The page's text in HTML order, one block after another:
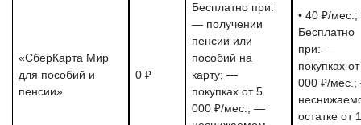
«СберКарта Мир
для пособий и
пенсии»
0 ₽
Бесплатно при:
— получении
пенсии или
пособий на
карту; —
покупках от 5
000 ₽/мес.; —
• 40 ₽/мес.;
Бесплатно
при: —
покупках
000 ₽/
остатке от